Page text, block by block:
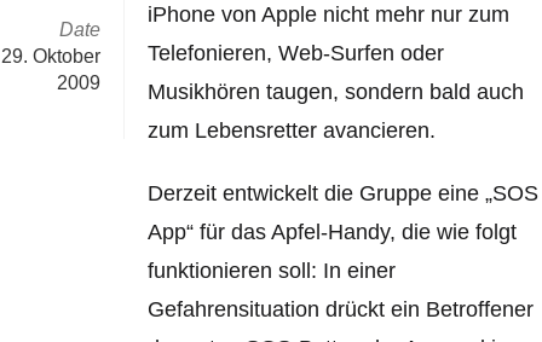
iPhone von Apple nicht mehr nur zum
Telefonieren, Web-Surfen oder
Musikhören taugen, sondern bald auch
zum Lebensretter avancieren.
Derzeit entwickelt die Gruppe eine „SOS
App“ für das Apfel-Handy, die wie folgt
funktionieren soll: In einer
Gefahrensituation drückt ein Betroffener
Date
29. Oktober
2009